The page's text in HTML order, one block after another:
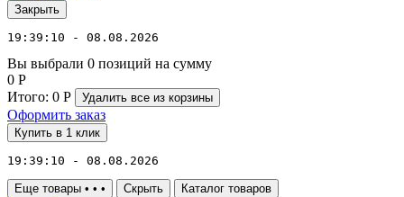
Закрыть
19:39:10 - 08.08.2026
Вы выбрали 0 позиций на сумму
0 Р
Итого: 0 Р Удалить все из корзины
Оформить заказ
Купить в 1 клик
19:39:10 - 08.08.2026
Еще товары • • • Скрыть Каталог товаров